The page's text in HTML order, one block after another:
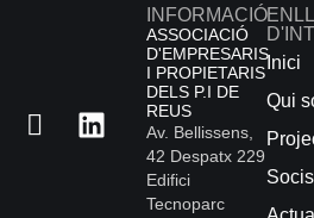
INFORMACIÓ
ASSOCIACIÓ
D'EMPRESARIS
I PROPIETARIS
DELS P.I DE
REUS
Av. Bellissens,
42 Despatx 229
Edifici
Tecnoparc
Inici
Qui
Socis